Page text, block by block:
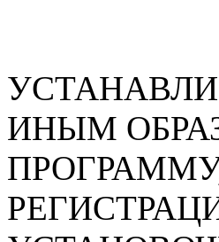
ИНЫМ